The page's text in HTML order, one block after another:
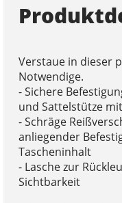
Verstaue in dieser
Notwendige.
- Sichere
und Sattelstütze
- Schräge
anliegender
Tascheninhalt
- Lasche zur
Sichtbarkeit